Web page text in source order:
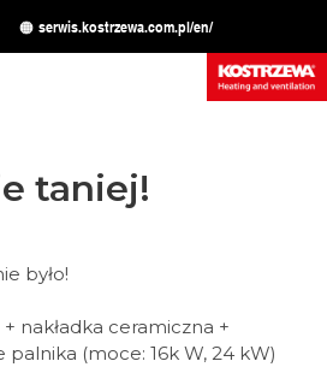
serwis.kostrzewa.com.pl/en/
taniej!
było!
nakładka ceramiczna +
(moce: 16k W, 24 kW)